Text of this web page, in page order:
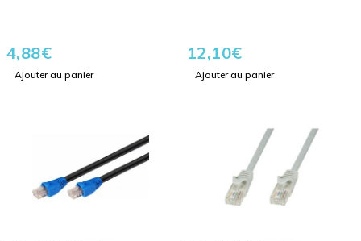
4,88€
Ajouter au panier
12,10€
Ajouter au panier